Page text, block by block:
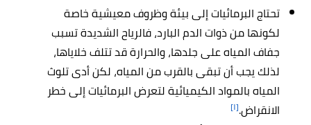
تحتاج البرمائيات إلى بيئة وظروف معيشية خاصة
لكونها من ذوات الدم البارد، فالرياح الشديدة تسبب
جفاف المياه على جلدها، والحرارة قد تتلف خلاياها،
لذلك يجب أن تبقى بالقرب من المياه، لكن أدى تلوث
المياه بالمواد الكيميائية لتعرض البرمائيات إلى خطر
الانقراض.[١]